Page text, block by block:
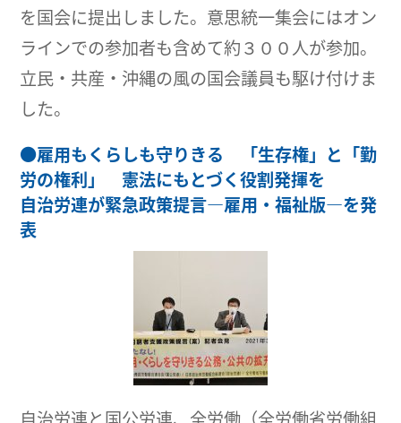
を国会に提出しました。意思統一集会にはオン
ラインでの参加者も含めて約３００人が参加。
立民・共産・沖縄の風の国会議員も駆け付けま
した。
●雇用もくらしも守りきる 「生存権」と「勤
労の権利」 憲法にもとづく役割発揮を
自治労連が緊急政策提言―雇用・福祉版―を発
表